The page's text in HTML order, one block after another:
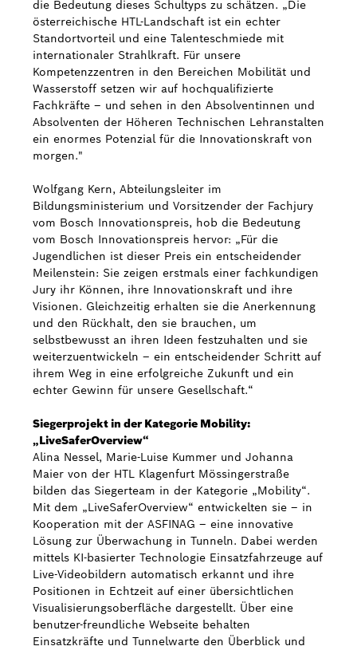
die Bedeutung dieses Schultyps zu schätzen. „Die
österreichische HTL-Landschaft ist ein echter
Standortvorteil und eine Talenteschmiede mit
internationaler Strahlkraft. Für unsere
Kompetenzzentren in den Bereichen Mobilität und
Wasserstoff setzen wir auf hochqualifizierte
Fachkräfte – und sehen in den Absolventinnen und
Absolventen der Höheren Technischen Lehranstalten
ein enormes Potenzial für die Innovationskraft von
morgen."
Wolfgang Kern, Abteilungsleiter im
Bildungsministerium und Vorsitzender der Fachjury
vom Bosch Innovationspreis, hob die Bedeutung
vom Bosch Innovationspreis hervor: „Für die
Jugendlichen ist dieser Preis ein entscheidender
Meilenstein: Sie zeigen erstmals einer fachkundigen
Jury ihr Können, ihre Innovationskraft und ihre
Visionen. Gleichzeitig erhalten sie die Anerkennung
und den Rückhalt, den sie brauchen, um
selbstbewusst an ihren Ideen festzuhalten und sie
weiterzuentwickeln – ein entscheidender Schritt auf
ihrem Weg in eine erfolgreiche Zukunft und ein
echter Gewinn für unsere Gesellschaft.“
Siegerprojekt in der Kategorie Mobility:
„LiveSaferOverview“
Alina Nessel, Marie-Luise Kummer und Johanna
Maier von der HTL Klagenfurt Mössingerstraße
bilden das Siegerteam in der Kategorie „Mobility“.
Mit dem „LiveSaferOverview“ entwickelten sie – in
Kooperation mit der ASFINAG – eine innovative
Lösung zur Überwachung in Tunneln. Dabei werden
mittels KI-basierter Technologie Einsatzfahrzeuge auf
Live-Videobildern automatisch erkannt und ihre
Positionen in Echtzeit auf einer übersichtlichen
Visualisierungsoberfläche dargestellt. Über eine
benutzer-freundliche Webseite behalten
Einsatzkräfte und Tunnelwarte den Überblick und